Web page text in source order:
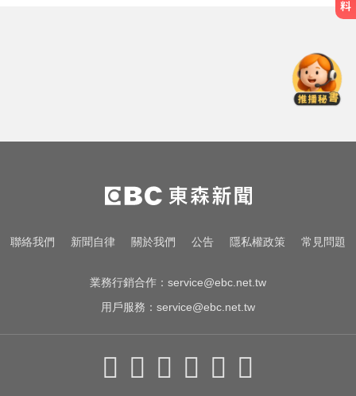
是老公爺爺帶回房磨蹭 氣炸提告
Google人工智慧部門高層人事大地
震 股價重挫4%
每天2000CC是錯的？醫師曝「喝水
聯絡我們 新聞自律 關於我們 公告 隱私權政策 常見問題
業務行銷合作： service@ebc.net.tw
用戶服務： service@ebc.net.tw